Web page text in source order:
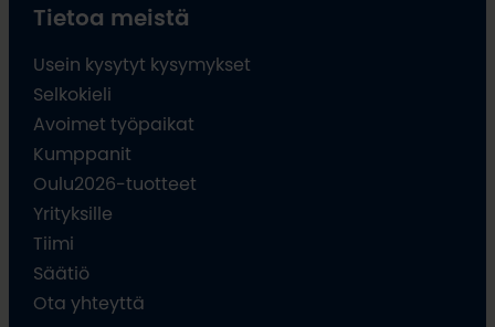
Tietoa meistä
Usein kysytyt kysymykset
Selkokieli
Avoimet työpaikat
Kumppanit
Oulu2026-tuotteet
Yrityksille
Tiimi
Säätiö
Ota yhteyttä